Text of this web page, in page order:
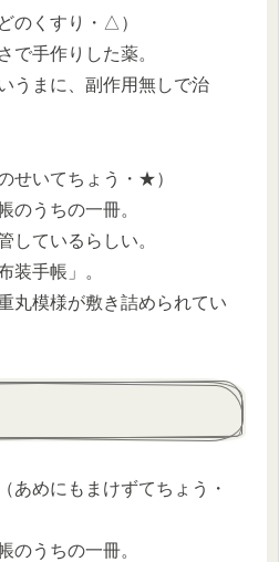
どのくすり・△）
で手作りした薬。
うまに、副作用無しで治
のせいてちょう・★）
のうちの一冊。
しているらしい。
装手帳」。
丸模様が敷き詰められてい
（あめにもまけずてちょう・
のうちの一冊。